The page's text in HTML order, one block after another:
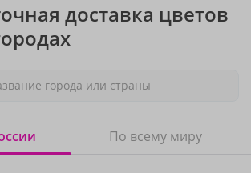
доставка цветов
города или страны
По всему миру